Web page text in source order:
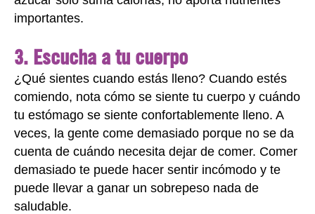
importantes.
3. Escucha a tu cuerpo
¿Qué sientes cuando estás lleno? Cuando estés
comiendo, nota cómo se siente tu cuerpo y cuándo
tu estómago se siente confortablemente lleno. A
veces, la gente come demasiado porque no se da
cuenta de cuándo necesita dejar de comer. Comer
demasiado te puede hacer sentir incómodo y te
puede llevar a ganar un sobrepeso nada de
saludable.